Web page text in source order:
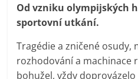
Od vzniku olympijských
sportovní utkání.
Tragédie a zničené osudy,
rozhodování a machinace
bohužel, vždy